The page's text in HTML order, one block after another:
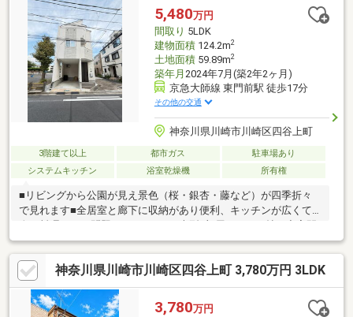
◎◇コストコも徒歩圏の立地。よく利用する方にもおすすめ！◇
全居室窓有り、陽当たり・風通し良好です♪
5,480万円
間取り 5LDK
建物面積124.2m2
土地面積59.89m2
築年月 2024年7月(築2年2ヶ月)
京急大師線 東門前駅 徒歩17分
その他の交通
神奈川県川崎市川崎区四谷上町
3階建て以上 都市ガス
駐車場あり
システムキッチン
浴室乾燥機 所有権
■リビングから公園が見え景色（桜・銀杏・藤など）が四季折々
で見れます■全居室と廊下に収納があり便利、キッチンが広くて2
人で料理しても問題ないスペース■大型5部屋・LDK17帖の充実間
取り■北西角地で陽当り良好■耐震・耐久・省エネ性能に優れた構
造住宅■省エネペアガラス・省エネガス給湯器標準設置
神奈川県川崎市川崎区四谷上町 3,780万円 3LDK
3,780万円